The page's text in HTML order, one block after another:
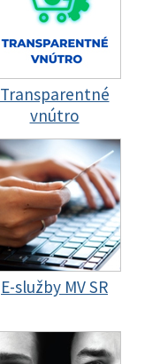
Transparentné
vnútro
E-služby MV SR